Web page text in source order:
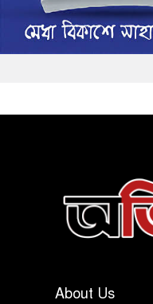
About Us